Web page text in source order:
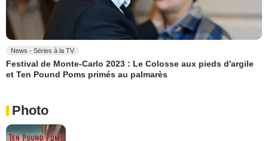
News - Séries à la TV
Festival de Monte-Carlo 2023 : Le Colosse aux pieds d'argile
et Ten Pound Poms primés au palmarès
Photo